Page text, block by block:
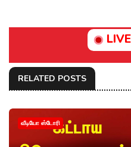
RELATED POSTS
வீடியோ ஸ்டோரி